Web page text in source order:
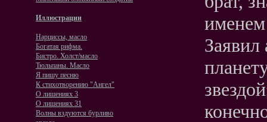
Иллюстрации
Нарциссы, масло
Богатая рифма.
Бистро. Холст/масло
Тюльпаны. Масло
Я пишу песню
К стихотворению "Ангел"
О лишениях 3
О лишениях 31
Волны вздуются бурливо
Заявил